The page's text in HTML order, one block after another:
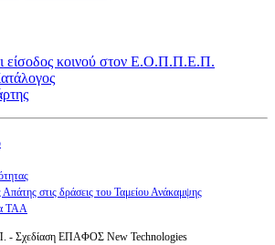
είσοδος κοινού στον Ε.Ο.Π.Π.Ε.Π.
Απάτης στις δράσεις του Ταμείου Ανάκαμψης
ΤΑΑ
Σχεδίαση ΕΠΑΦΟΣ New Technologies